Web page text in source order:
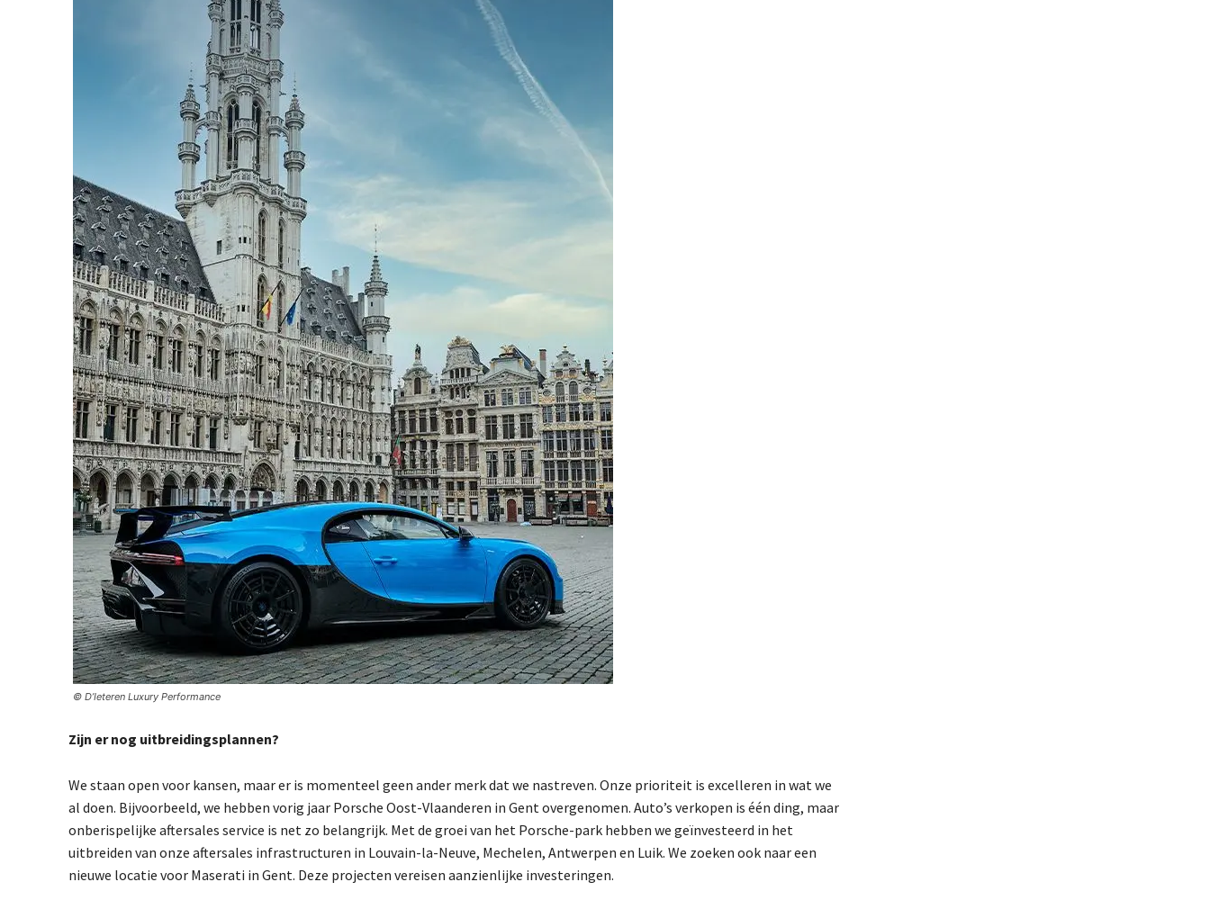
© D’Ieteren Luxury Performance
Zijn er nog uitbreidingsplannen?
We staan open voor kansen, maar er is momenteel geen ander merk dat we nastreven. Onze prioriteit is excelleren in wat we
al doen. Bijvoorbeeld, we hebben vorig jaar Porsche Oost-Vlaanderen in Gent overgenomen. Auto’s verkopen is één ding, maar
onberispelijke aftersales service is net zo belangrijk. Met de groei van het Porsche-park hebben we geïnvesteerd in het
uitbreiden van onze aftersales infrastructuren in Louvain-la-Neuve, Mechelen, Antwerpen en Luik. We zoeken ook naar een
nieuwe locatie voor Maserati in Gent. Deze projecten vereisen aanzienlijke investeringen.